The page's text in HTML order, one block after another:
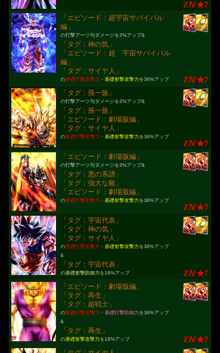
ZⅣ★7
「エピソード：超宇宙サバイバル
編」
の打撃アーツ与ダメージを3%アップ&
「タグ：神の気」
「エピソード：超 宇宙サバイバル
編」
「タグ：サイヤ人」
の基礎打撃攻撃力 ・ 基礎射撃攻撃力を38%アップ ZⅣ★7
「タグ：孫一族」
の打撃アーツ与ダメージを3%アップ&
「タグ：孫一族」
「エピソード：劇場版編」
「タグ：サイヤ人」
の基礎打撃攻撃力 ・ 基礎射撃攻撃力を38%アップ
ZⅣ★7
「エピソード：劇場版編」
の打撃アーツ与ダメージを3%アップ&
「タグ：悪の系譜」
「タグ：強大な敵」
「エピソード：劇場版編」
の基礎打撃攻撃力 ・ 基礎射撃攻撃力を38%アップ
ZⅣ★7
「タグ：宇宙代表」
「タグ：神の気」
「タグ：サイヤ人」
の基礎打撃攻撃力 ・ 基礎射撃攻撃力を38%アップ
&
「タグ：宇宙代表」
の基礎射撃防御力を18%アップ ZⅣ★7
「エピソード：劇場版編」
「タグ：再生」
「タグ：超戦士」
の基礎打撃攻撃力 ・ 基礎打撃防御力を38%アップ
&
「タグ：再生」
の基礎射撃攻撃力を18%アップ ZⅣ★7